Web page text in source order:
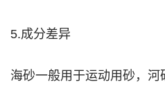
5.成分差异
海砂一般用于运动用砂，